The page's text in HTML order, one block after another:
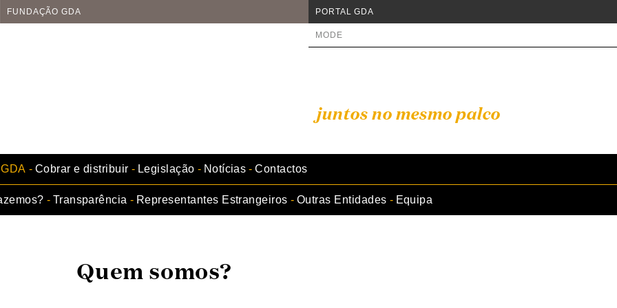
FUNDAÇÃO GDA PORTAL GDA
juntos no mesmo palco
MODE
GDA
Transparência Representantes Estrangeiros Outras Entidades Equipa
Cobrar e distribuir Legislação Notícias Contactos
Quem somos?